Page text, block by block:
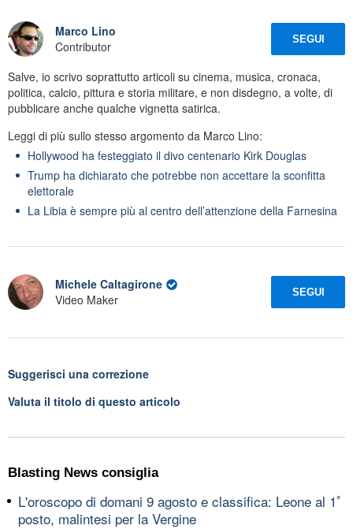
Marco Lino
Contributor
SEGUI
Salve, io scrivo soprattutto articoli su cinema, musica, cronaca,
politica, calcio, pittura e storia militare, e non disdegno, a volte, di
pubblicare anche qualche vignetta satirica.
Leggi di più sullo stesso argomento da Marco Lino:
Hollywood ha festeggiato il divo centenario Kirk Douglas
Trump ha dichiarato che potrebbe non accettare la sconfitta
elettorale
La Libia è sempre più al centro dell’attenzione della Farnesina
Michele Caltagirone
Video Maker
SEGUI
Suggerisci una correzione
Valuta il titolo di questo articolo
Blasting News consiglia
L'oroscopo di domani 9 agosto e classifica: Leone al 1ﾟ
posto, malintesi per la Vergine